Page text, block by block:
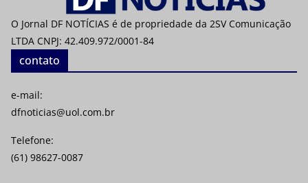
O Jornal DF NOTÍCIAS é de propriedade da 2SV Comunicação
LTDA CNPJ: 42.409.972/0001-84
contato
e-mail:
dfnoticias@uol.com.br
Telefone:
(61) 98627-0087